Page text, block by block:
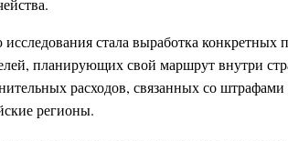
стала выработка конкретных
планирующих свой маршрут внутри
расходов, связанных со
регионы.